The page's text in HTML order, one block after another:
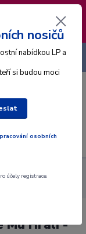
Datum
na pátek
Menu
Že Mu Hráli - LP
Mu Hráli -
nosičů
nabídkou LP a
si budou moci
osobních
účely registrace.